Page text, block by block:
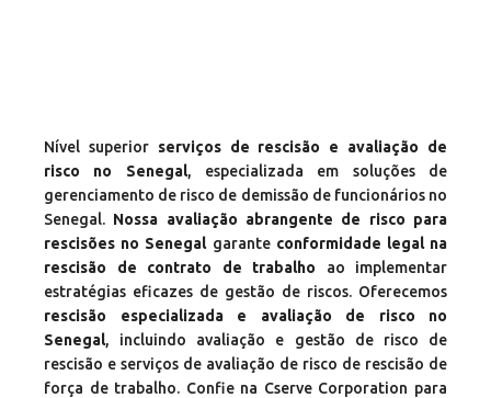
Nível superior serviços de rescisão e avaliação de
risco no Senegal, especializada em soluções de
gerenciamento de risco de demissão de funcionários no
Senegal. Nossa avaliação abrangente de risco para
rescisões no Senegalgarante conformidade legal na
rescisão de contrato de trabalho ao implementar
estratégias eficazes de gestão de riscos. Oferecemos
rescisão especializada e avaliação de risco no
Senegal, incluindo avaliação e gestão de risco de
rescisão e serviços de avaliação de risco de rescisão de
força de trabalho. Confie na Cserve Corporation para